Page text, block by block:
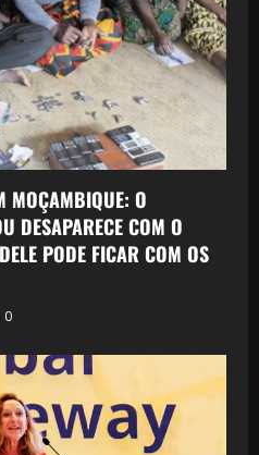
MOÇAMBIQUE: O
DESAPARECE COM O
PODE FICAR COM OS
0